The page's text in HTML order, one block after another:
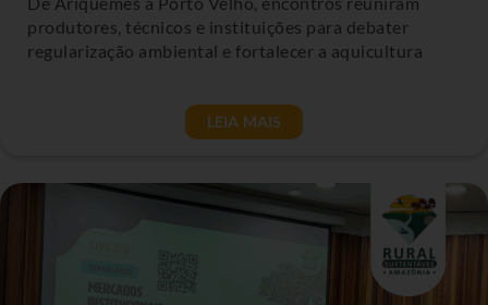
produtores, técnicos e instituições para debater
regularização ambiental e fortalecer a aquicultura
LEIA MAIS